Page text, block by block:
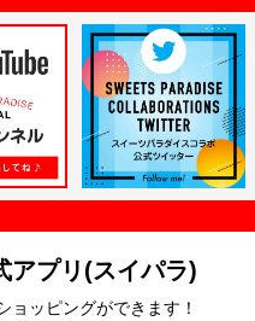
アプリ(スイパラ)
ョッピングができます！